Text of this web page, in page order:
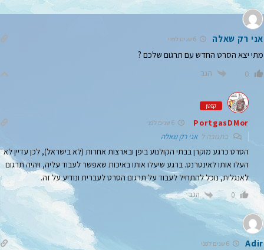
אני רק שאלה
מתי יצא הסרט החדש עם תרגום שלכם ?
0 הגב
קפטן
PortgasDMor
בתגובה לאני רק שאלה
הסרט כרגע מוקרן בבתי הקולנוע ביפן ובארצות אחרות (לא בישראל), לכן עדיין לא
העלו אותו לאינטרנט. ברגע שיעלו אותו באיכות שאפשר לעבוד עליה, ויהיה תרגום
לאנגלית, נוכל להתחיל לעבוד על תרגום הסרט לעברית ונודיע על זה.
0 הגב
Adir